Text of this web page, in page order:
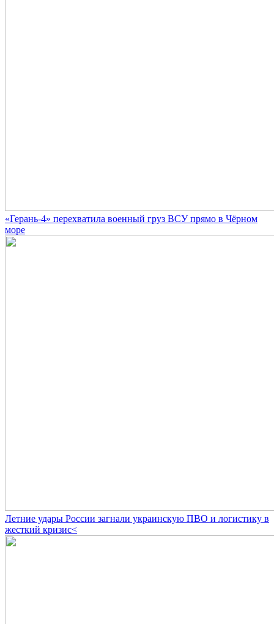
«Герань-4» перехватила военный груз ВСУ прямо в Чёрном
море
Летние удары России загнали украинскую ПВО и логистику в
жесткий кризис<